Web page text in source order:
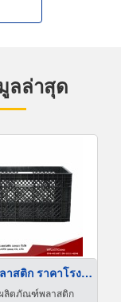
ลล่าสุด
ลังผลไม้พลาสติก ราคาโรงงาน
ลิตภัณฑ์พลาสติก